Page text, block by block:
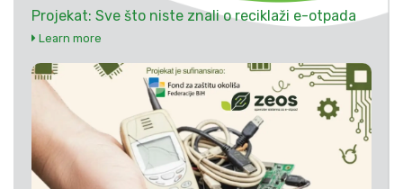
Projekat: Sve što niste znali o reciklaži e-otpada
Learn more